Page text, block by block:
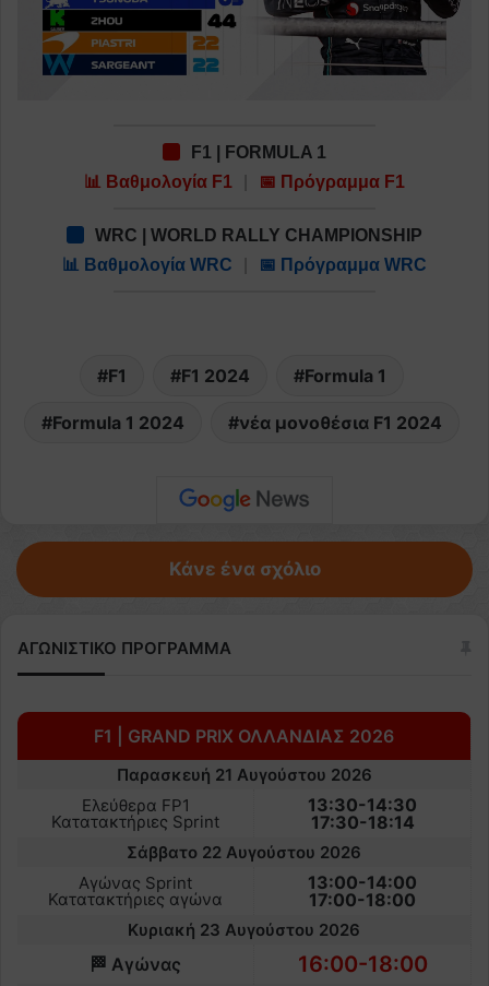
F1 | FORMULA 1
📊 Βαθμολογία F1
📅 Πρόγραμμα F1
WRC | WORLD RALLY CHAMPIONSHIP
📊 Βαθμολογία WRC
📅 Πρόγραμμα WRC
F1 F1 2024 Formula 1
Formula 1 2024 νέα μονοθέσια F1 2024
Κάνε ένα σχόλιο
ΑΓΩΝΙΣΤΙΚΟ ΠΡΟΓΡΑΜΜΑ
F1 | GRAND PRIX ΟΛΛΑΝΔΙΑΣ 2026
Παρασκευή 21 Αυγούστου 2026
Ελεύθερα FP1
Κατατακτήριες Sprint
13:30-14:30
17:30-18:14
Σάββατο 22 Αυγούστου 2026
Αγώνας Sprint
Κατατακτήριες αγώνα
13:00-14:00
17:00-18:00
Κυριακή 23 Αυγούστου 2026
🏁 Αγώνας 16:00-18:00